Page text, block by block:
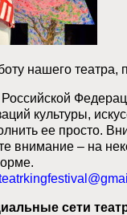
нашего театра,
культуры,
ее просто.
внимание – на
сети